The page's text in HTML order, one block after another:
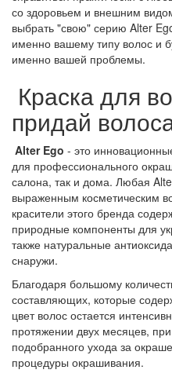
со здоровьем и внешним
выбрать "свою" серию Alter
именно вашему типу волос и
именно вашей проблемы.
Краска для
придай
Alter Ego - это
для профессионального
салона, так и дома. Любая
выраженным косметическим
красители этого бренда
природные компоненты для
также натуральные
снаружи.
Благодаря большому
составляющих, которые
цвет волос остается
протяжении двух месяцев,
подобранного ухода за
процедуры окрашивания.